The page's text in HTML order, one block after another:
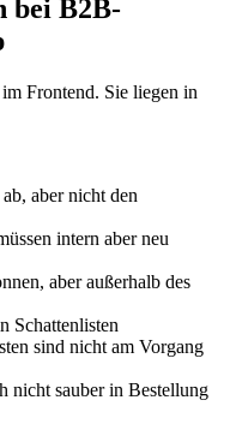
bei B2B-
Frontend. Sie liegen in
aber nicht den
intern aber neu
aber außerhalb des
Schattenlisten
sind nicht am Vorgang
nicht sauber in Bestellung